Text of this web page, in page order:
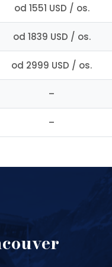
od 1551 USD / os.
od 1839 USD / os.
od 2999 USD / os.
–
–